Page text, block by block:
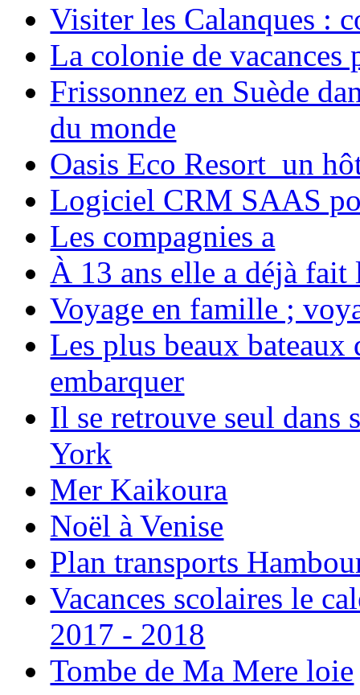
Visiter les Calanques :
La colonie de vacances
Frissonnez en Suède
du monde
Oasis Eco Resort un
Logiciel CRM SAAS
Les compagnies a
À 13 ans elle a déjà
Voyage en famille ;
Les plus beaux bateaux
embarquer
Il se retrouve seul dans
York
Mer Kaikoura
Noël à Venise
Plan transports
Vacances scolaires le
2017 - 2018
Tombe de Ma Mere loie